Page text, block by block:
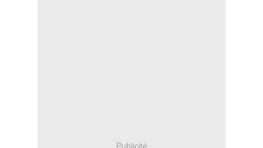
Publicité